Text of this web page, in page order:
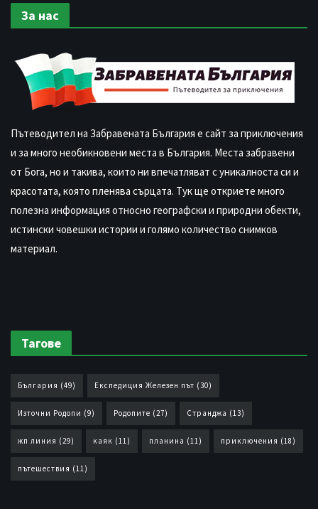
За нас
Пътеводител на Забравената България е сайт за приключения
и за много необикновени места в България. Места забравени
от Бога, но и такива, които ни впечатляват с уникалноста си и
красотата, която пленява сърцата. Тук ще откриете много
полезна информация относно географски и природни обекти,
истински човешки истории и голямо количество снимков
материал.
Тагове
България (49) Експедиция Железен път (30)
Източни Родопи (9) Родопите (27) Странджа (13)
жп линия (29) каяк (11) планина (11) приключения (18)
пътешествия (11)